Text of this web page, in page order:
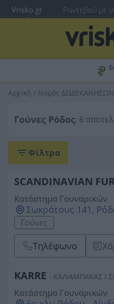
Vrisko.gr Ραντεβού με
Αρχική / Νομός ΔΩΔΕΚΑΝΗΣΩΝ
Γούνες Ρόδος: 6
Φίλτρα
SCANDINAVIAN
Κατάστημα Γουναρικών
Σωκράτους 141,
Γούνες
Τηλέφωνο
KARRE - ΚΑΛΙΑΜΠΑΚΑΣ Ι
Κατάστημα Γουναρικών